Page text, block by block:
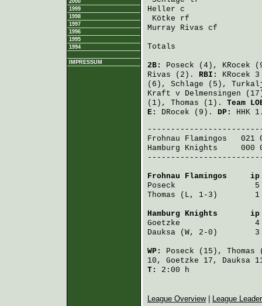
2000
1999
1998
1997
1996
1995
1994
IMPRESSUM
Heller c
Kötke rf
Murray Rivas cf
Totals
2B: Poseck (4), KRocek
Rivas (2). RBI: KRocek
(6), Schlage (5),
Kraft v Delmensingen
(1), Thomas (1). Team
E: DRocek (9). DP: HHK
Frohnau Flamingos
021
Hamburg Knights
000
Frohnau Flamingos
ip
Poseck
Thomas (L, 1-3)        1
Hamburg Knights
ip
Goetzke
Dauksa (W, 2-0)
WP: Poseck (15), Thomas
10, Goetzke 17, Dauksa
T:
2:00 h
League Overview| League